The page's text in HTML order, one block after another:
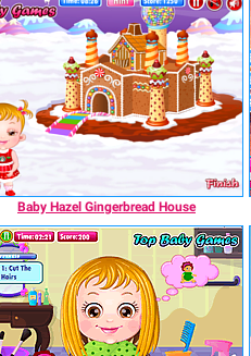
Baby Hazel Gingerbread House